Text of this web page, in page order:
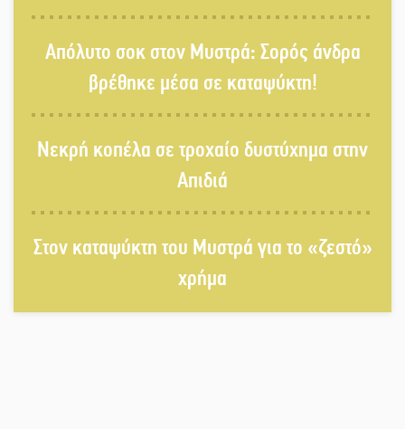
Αντάμωμα με μουσική, χορό και
παράδοση
ανοιχτά του Γυθείου
Στη βάση τους τα παγκόσμια
Σπαρτιατόπουλα
«Ρίζες και Ρεύματα» στο
Απόλυτο σοκ στον Μυστρά: Σορός άνδρα
βρέθηκε μέσα σε καταψύκτη!
Νεκρή κοπέλα σε τροχαίο δυστύχημα στην
Απιδιά
Στον καταψύκτη του Μυστρά για το «ζεστό»
χρήμα